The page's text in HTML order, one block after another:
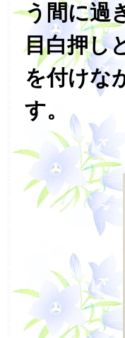
う間に過
目白押し
を付けな
す。